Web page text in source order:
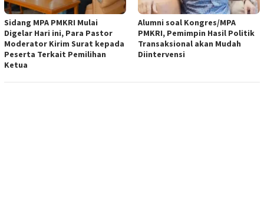
Sidang MPA PMKRI Mulai
Digelar Hari ini, Para Pastor
Moderator Kirim Surat kepada
Peserta Terkait Pemilihan
Ketua
Alumni soal Kongres/MPA
PMKRI, Pemimpin Hasil Politik
Transaksional akan Mudah
Diintervensi